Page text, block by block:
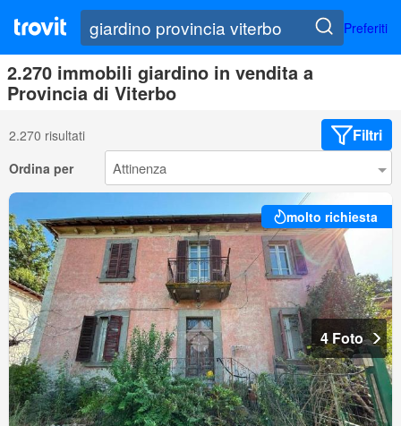
Preferiti
2.270 immobili giardino in vendita a
Provincia di Viterbo
2.270 risultati Filtri
Ordina per
molto richiesta
4 Foto